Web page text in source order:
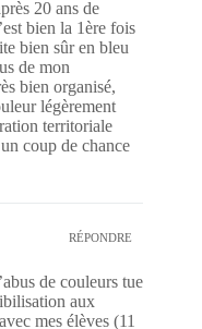
20 ans de
bien la 1ère fois
bien sûr en bleu
de mon
bien organisé,
légèrement
territoriale
coup de chance
RÉPONDRE
de couleurs tue
aux
mes élèves (11